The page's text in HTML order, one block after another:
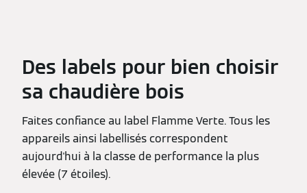
Des labels pour bien choisir
sa chaudière bois
Faites confiance au label Flamme Verte. Tous les
appareils ainsi labellisés correspondent
aujourd'hui à la classe de performance la plus
élevée (7 étoiles).